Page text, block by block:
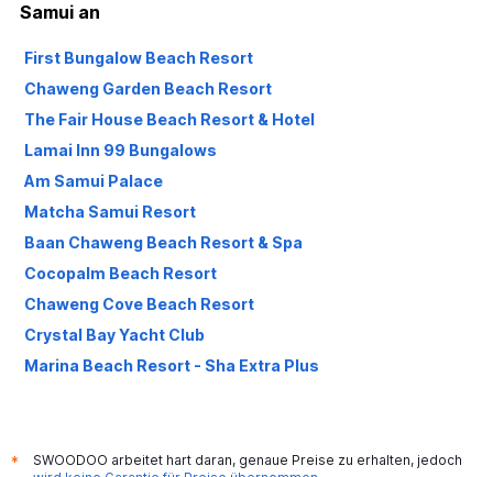
Samui an
First Bungalow Beach Resort
Chaweng Garden Beach Resort
The Fair House Beach Resort & Hotel
Lamai Inn 99 Bungalows
Am Samui Palace
Matcha Samui Resort
Baan Chaweng Beach Resort & Spa
Cocopalm Beach Resort
Chaweng Cove Beach Resort
Crystal Bay Yacht Club
Marina Beach Resort - Sha Extra Plus
*
SWOODOO arbeitet hart daran, genaue Preise zu erhalten, jedoch